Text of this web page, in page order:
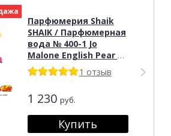
Парфюмерия Shaik
SHAIK / Парфюмерная
вода № 400-1 Jo
Malone English Pear &
Freesia, 50 мл.1 отзыв
1 230 руб.